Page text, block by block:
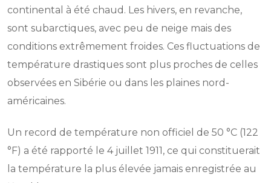
continental à été chaud. Les hivers, en revanche,
sont subarctiques, avec peu de neige mais des
conditions extrêmement froides. Ces fluctuations de
température drastiques sont plus proches de celles
observées en Sibérie ou dans les plaines nord-
américaines.
Un record de température non officiel de 50 °C (122
°F) a été rapporté le 4 juillet 1911, ce qui constituerait
la température la plus élevée jamais enregistrée au